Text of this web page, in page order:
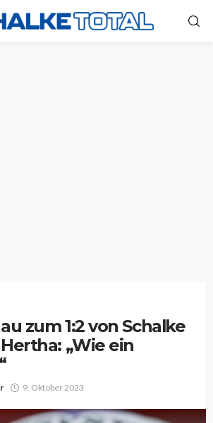
zum 1:2 von Schalke
„Wie ein
9. Oktober 2023